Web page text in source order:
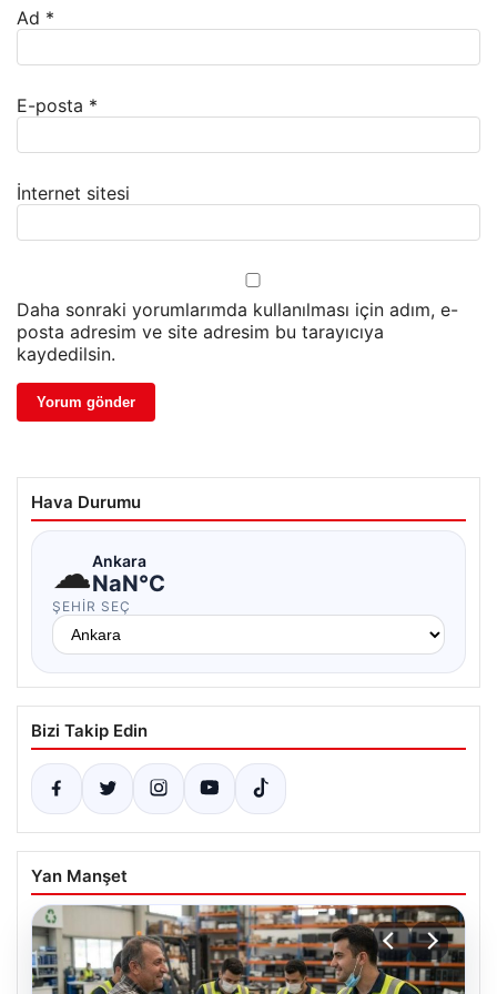
Ad *
E-posta *
İnternet sitesi
Daha sonraki yorumlarımda kullanılması için adım, e-
posta adresim ve site adresim bu tarayıcıya
kaydedilsin.
Hava Durumu
☁Ankara
NaN°C
ŞEHIR SEÇ
Bizi Takip Edin
Yan Manşet